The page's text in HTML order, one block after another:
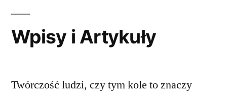
Wpisy i Artykuły
Twórczość ludzi, czy tym kole to znaczy